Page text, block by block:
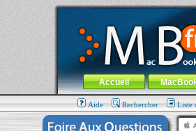
MacBook-fr.com : 100% Apple... 100%
Aller au contenu-Aller au menu
Menu général
Accueil
Aide Rechercher Liste